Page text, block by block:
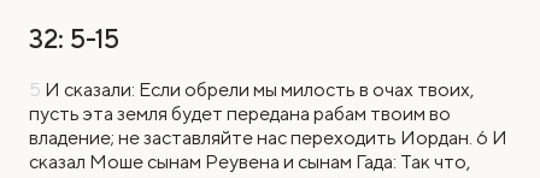
32: 5-15
5 И сказали: Если обрели мы милость в очах твоих,
пусть эта земля будет передана рабам твоим во
владение; не заставляйте нас переходить Иордан. 6 И
сказал Моше сынам Реувена и сынам Гада: Так что,